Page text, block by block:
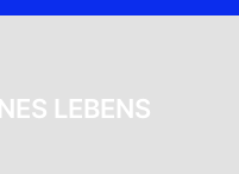
LEBENS